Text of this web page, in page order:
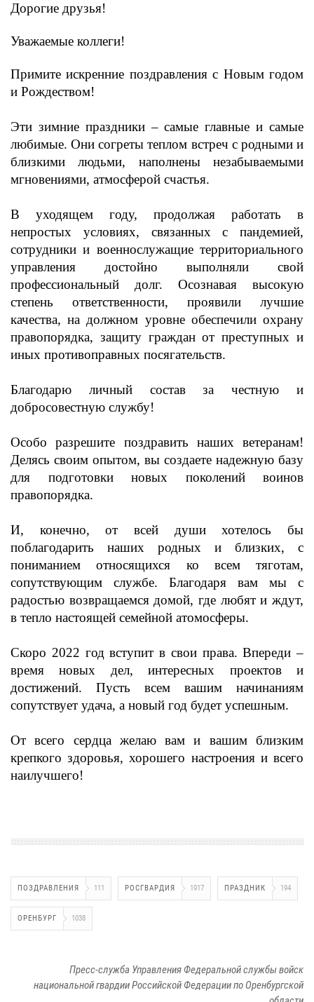
Дорогие друзья!
Уважаемые коллеги!
Примите искренние поздравления с Новым годом
и Рождеством!
Эти зимние праздники – самые главные и самые
любимые. Они согреты теплом встреч с родными и
близкими людьми, наполнены незабываемыми
мгновениями, атмосферой счастья.
В уходящем году, продолжая работать в
непростых условиях, связанных с пандемией,
сотрудники и военнослужащие территориального
управления достойно выполняли свой
профессиональный долг. Осознавая высокую
степень ответственности, проявили лучшие
качества, на должном уровне обеспечили охрану
правопорядка, защиту граждан от преступных и
иных противоправных посягательств.
Благодарю личный состав за честную и
добросовестную службу!
Особо разрешите поздравить наших ветеранам!
Делясь своим опытом, вы создаете надежную базу
для подготовки новых поколений воинов
правопорядка.
И, конечно, от всей души хотелось бы
поблагодарить наших родных и близких, с
пониманием относящихся ко всем тяготам,
сопутствующим службе. Благодаря вам мы с
радостью возвращаемся домой, где любят и ждут,
в тепло настоящей семейной атомосферы.
Скоро 2022 год вступит в свои права. Впереди –
время новых дел, интересных проектов и
достижений. Пусть всем вашим начинаниям
сопутствует удача, а новый год будет успешным.
От всего сердца желаю вам и вашим близким
крепкого здоровья, хорошего настроения и всего
наилучшего!
ПОЗДРАВЛЕНИЯ 111 РОСГВАРДИЯ 1917 ПРАЗДНИК 194
ОРЕНБУРГ 1038
Пресс-служба Управления Федеральной службы войск
национальной гвардии Российской Федерации по Оренбургской